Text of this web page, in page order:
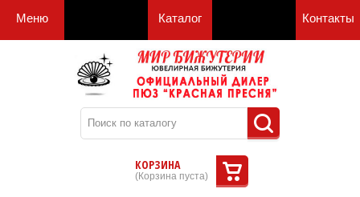
Меню Каталог Контакты
КОРЗИНА
(Корзина пуста)